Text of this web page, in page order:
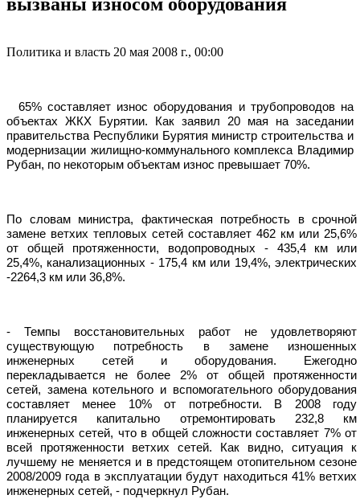
Политика и власть 20 мая 2008 г., 00:00
65% составляет износ оборудования и трубопроводов на
объектах ЖКХ Бурятии. Как заявил 20 мая на заседании
правительства Республики Бурятия министр строительства и
модернизации жилищно-коммунального комплекса Владимир
Рубан, по некоторым объектам износ превышает 70%.
По словам министра, фактическая по­требность в срочной
замене ветхих тепловых сетей составляет 462 км или 25,6%
от общей протяженности, водопроводных - 435,4 км или
25,4%, канализационных - 175,4 км или 19,4%, электри­ческих
-2264,3 км или 36,8%.
- Темпы восстановительных работ не удовлетворяют
существующую потребность в замене изношенных
инженерных сетей и оборудования. Ежегодно
перекладывается не более 2% от общей протяженности
сетей, замена котельного и вспо­могательного оборудования
составляет менее 10% от потребности. В 2008 году
планируется капитально отремонтировать 232,8 км
инженерных сетей, что в общей сложности составляет 7% от
всей протяженности ветхих сетей. Как видно, ситуация к
лучшему не ме­няется и в предстоящем отопительном сезоне
2008/2009 года в эксплуатации будут находиться 41% ветхих
инженерных сетей, - подчеркнул Рубан.